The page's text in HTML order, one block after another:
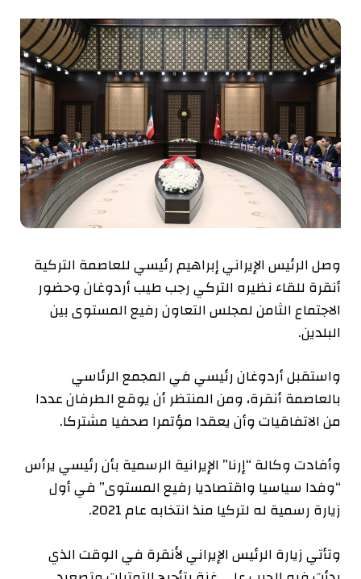
وصل الرئيس الإيراني إبراهيم رئيسي للعاصمة التركية
أنقرة للقاء نظيره التركي رجب طيب أردوغان وحضور
الاجتماع الثامن لمجلس التعاون رفيع المستوى بين
البلدين.
واستقبل أردوغان رئيسي في المجمع الرئاسي
بالعاصمة أنقرة، ومن المنتظر أن يوقع الطرفان عددا
من الاتفاقيات وأن يعقدا مؤتمرا صحفيا مشتركا.
وأفادت وكالة “إرنا” الإيرانية الرسمية بأن رئيسي يرأس
“وفدا سياسيا واقتصاديا رفيع المستوى” في أول
زيارة رسمية له لتركيا منذ انتخابه عام 2021.
وتأتي زيارة الرئيس الإيراني لأنقرة في الوقت الذي